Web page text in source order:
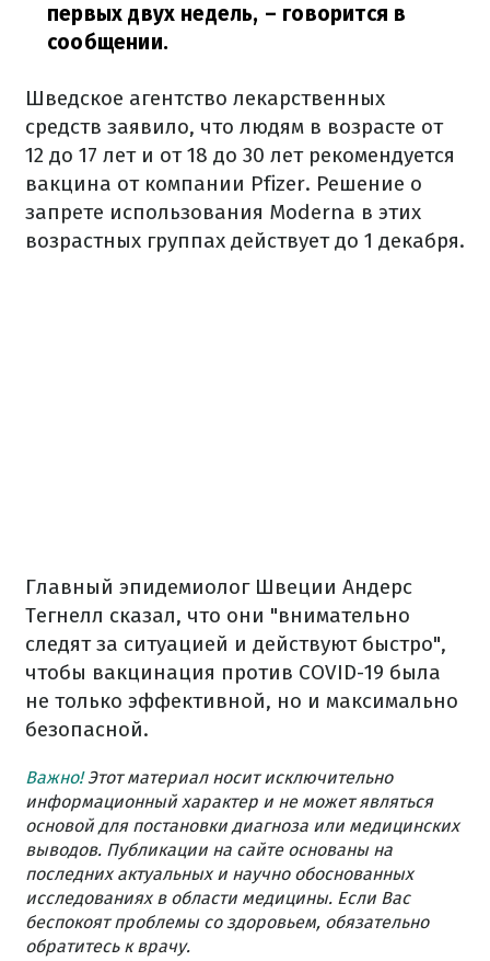
первых двух недель, – говорится в
сообщении.
Шведское агентство лекарственных
средств заявило, что людям в возрасте от
12 до 17 лет и от 18 до 30 лет рекомендуется
вакцина от компании Pfizer. Решение о
запрете использования Moderna в этих
возрастных группах действует до 1 декабря.
Главный эпидемиолог Швеции Андерс
Тегнелл сказал, что они "внимательно
следят за ситуацией и действуют быстро",
чтобы вакцинация против COVID-19 была
не только эффективной, но и максимально
безопасной.
Важно!Этот материал носит исключительно
информационный характер и не может являться
основой для постановки диагноза или медицинских
выводов. Публикации на сайте основаны на
последних актуальных и научно обоснованных
исследованиях в области медицины. Если Вас
беспокоят проблемы со здоровьем, обязательно
обратитесь к врачу.